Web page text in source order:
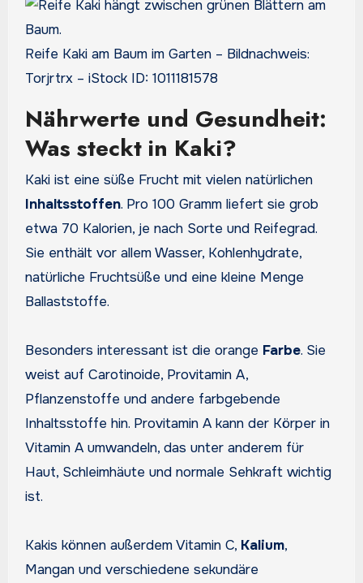
Reife Kaki am Baum im Garten – Bildnachweis:
Torjrtrx – iStock ID: 1011181578
Nährwerte und Gesundheit:
Was steckt in Kaki?
Kaki ist eine süße Frucht mit vielen natürlichen
Inhaltsstoffen. Pro 100 Gramm liefert sie grob
etwa 70 Kalorien, je nach Sorte und Reifegrad.
Sie enthält vor allem Wasser, Kohlenhydrate,
natürliche Fruchtsüße und eine kleine Menge
Ballaststoffe.
Besonders interessant ist die orange Farbe. Sie
weist auf Carotinoide, Provitamin A,
Pflanzenstoffe und andere farbgebende
Inhaltsstoffe hin. Provitamin A kann der Körper in
Vitamin A umwandeln, das unter anderem für
Haut, Schleimhäute und normale Sehkraft wichtig
ist.
Kakis können außerdem Vitamin C, Kalium,
Mangan und verschiedene sekundäre